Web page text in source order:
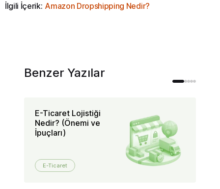
İlgili İçerik: Amazon Dropshipping Nedir?
Benzer Yazılar
E-Ticaret Lojistiği
Nedir? (Önemi ve
İpuçları)
E-Ticaret